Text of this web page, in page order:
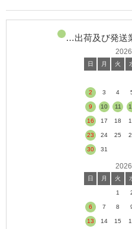
…出荷及び発送
日 月 火
2 3 4
9 10 11
16 17 18
23 24 25
30 31
日 月 火
1
6 7 8
13 14 15